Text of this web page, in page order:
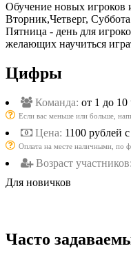
Обучение новых игроков
Вторник,Четверг,
Пятница - день для
желающих научиться
Цифры
Команда: от 1 до 10
Если вас меньше или больше,
Цена: 1100 рублей
Оплата на месте наличными, по
Возраст участников:
Для новичков
Часто